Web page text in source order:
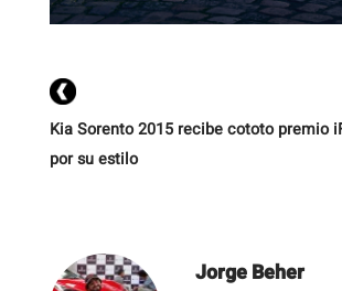
Kia Sorento 2015 recibe cototo premio
por su estilo
Jorge Beher